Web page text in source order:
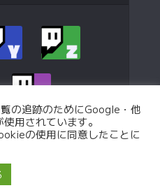
の追跡のためにGoogle・他
用されています。
の使用に同意したことに